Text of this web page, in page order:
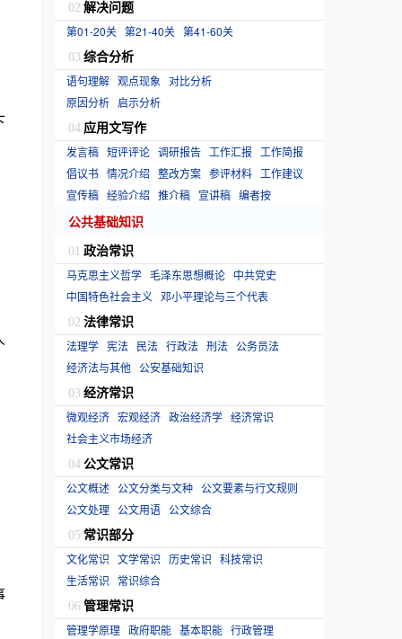
02 解决问题
第01-20关 第21-40关 第41-60关
03 综合分析
语句理解 观点现象 对比分析
原因分析 启示分析
04 应用文写作
发言稿 短评评论 调研报告 工作汇报
工作简报
倡议书 情况介绍 整改方案 参评材料 工作建议
宣传稿 经验介绍 推介稿 宣讲稿 编者按
公共基础知识
01 政治常识
马克思主义哲学 毛泽东思想概论 中共党史
中国特色社会主义 邓小平理论与三个代表
02 法律常识
法理学 宪法 民法 行政法 刑法 公务员法
经济法与其他 公安基础知识
03 经济常识
微观经济 宏观经济 政治经济学 经济常识
社会主义市场经济
04 公文常识
公文概述 公文分类与文种 公文要素与行文规则
公文处理 公文用语 公文综合
05 常识部分
文化常识 文学常识 历史常识 科技常识
生活常识
常识综合
06 管理常识
管理学原理 政府职能 基本职能 行政管理